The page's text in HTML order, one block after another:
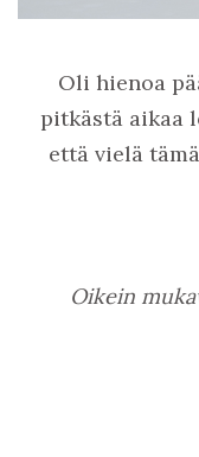
Oli hienoa
pitkästä aikaa
että vielä
Oikein